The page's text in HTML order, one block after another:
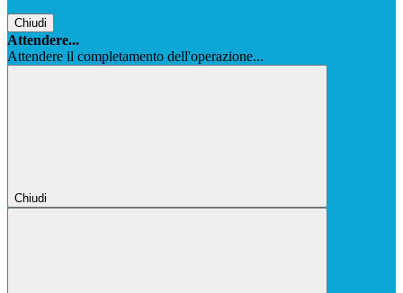
Chiudi
Attendere...
Attendere il completamento dell'operazione...
Chiudi